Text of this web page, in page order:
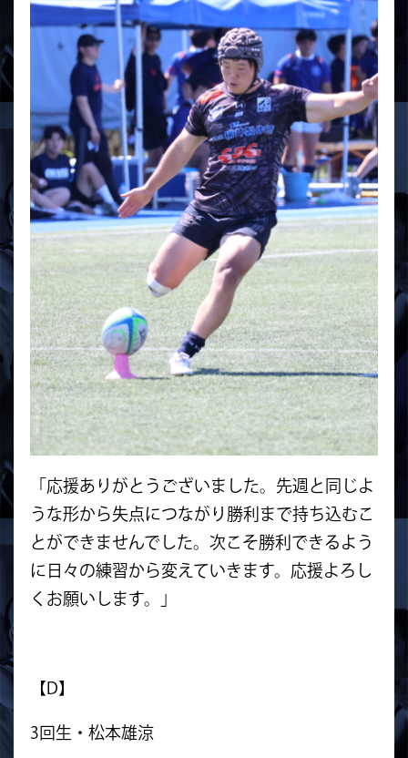
「応援ありがとうございました。先週と同じよ
うな形から失点につながり勝利まで持ち込むこ
とができませんでした。次こそ勝利できるよう
に日々の練習から変えていきます。応援よろし
くお願いします。」
【D】
3回生・松本雄涼